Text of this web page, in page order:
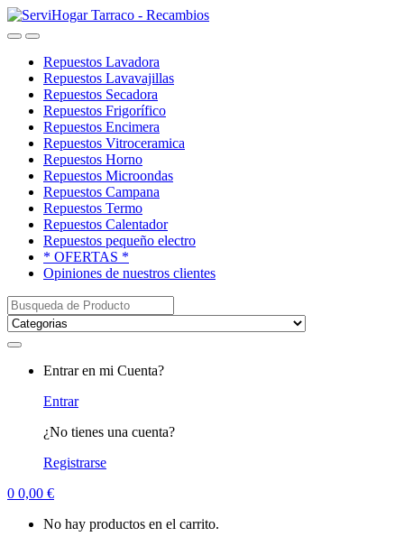
Saltar
a
saltar
al
OpenClose
Repuestos Lavadora
Repuestos Lavavajillas
Repuestos Secadora
Repuestos Frigorífico
Repuestos Encimera
Repuestos Vitroceramica
Repuestos Horno
Repuestos Microondas
Repuestos Campana
Repuestos Termo
Repuestos Calentador
Repuestos pequeño electro
* OFERTAS *
Opiniones de nuestros clientes
Buscar:
Entrar en mi Cuenta?
Entrar
¿No tienes una cuenta?
Registrarse
0 0,00 €
No hay productos en el carrito.